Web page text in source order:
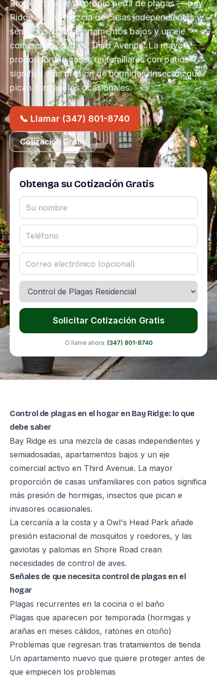
Brooklyn, tiene su propio perfil de plagas — bay
Ridge es una mezcla de casas independientes y
semiadosadas, apartamentos bajos y un eje
comercial activo en Third Avenue. La mayor
proporción de casas unifamiliares con patios
significa más presión de hormigas, insectos que
pican e invasores ocasionales.
📞 Llamar (347) 801-8740
Cotización Gratis
Obtenga su Cotización Gratis
Solicitar Cotización Gratis
O llame ahora: (347) 801-8740
Control de plagas en el hogar en Bay Ridge: lo que
debe saber
Bay Ridge es una mezcla de casas independientes y
semiadosadas, apartamentos bajos y un eje
comercial activo en Third Avenue. La mayor
proporción de casas unifamiliares con patios significa
más presión de hormigas, insectos que pican e
invasores ocasionales.
La cercanía a la costa y a Owl's Head Park añade
presión estacional de mosquitos y roedores, y las
gaviotas y palomas en Shore Road crean
necesidades de control de aves.
Señales de que necesita control de plagas en el
hogar
Plagas recurrentes en la cocina o el baño
Plagas que aparecen por temporada (hormigas y
arañas en meses cálidos, ratones en otoño)
Problemas que regresan tras tratamientos de tienda
Un apartamento nuevo que quiere proteger antes de
que empiecen los problemas